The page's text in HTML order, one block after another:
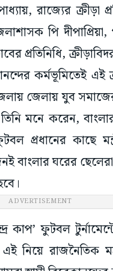
রাজ্যের ক্রীড়া
পি
প্রতিনিধি,
কর্মভূমিতেই
জেলায় যুব
মনে করেন,
প্রধানের কাছে
বাংলার ঘরের
ADVERTISEMENT
কাপ’ ফুটবল
নিয়ে রাজনৈতিক